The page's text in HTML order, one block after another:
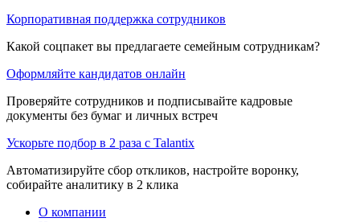
Корпоративная поддержка сотрудников
Какой соцпакет вы предлагаете семейным сотрудникам?
Оформляйте кандидатов онлайн
Проверяйте сотрудников и подписывайте кадровые
документы без бумаг и личных встреч
Ускорьте подбор в 2 раза с Talantix
Автоматизируйте сбор откликов, настройте воронку,
собирайте аналитику в 2 клика
О компании